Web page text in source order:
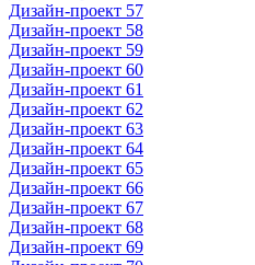
Дизайн-проект 57
Дизайн-проект 58
Дизайн-проект 59
Дизайн-проект 60
Дизайн-проект 61
Дизайн-проект 62
Дизайн-проект 63
Дизайн-проект 64
Дизайн-проект 65
Дизайн-проект 66
Дизайн-проект 67
Дизайн-проект 68
Дизайн-проект 69